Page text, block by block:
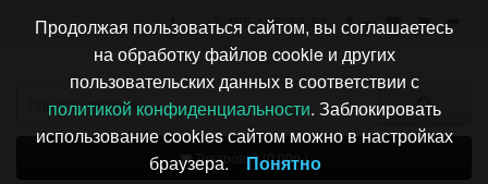
+7 495 196-63-51
Товаров: 0 (0.00р.)
Продолжая пользоваться сайтом, вы соглашаетесь
на обработку файлов cookie и других
пользовательских данных в соответствии с
политикой конфиденциальности. Заблокировать
использование cookies сайтом можно в настройках
браузера.
Понятно